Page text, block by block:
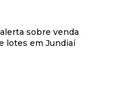
sobre venda
lotes em Jundiaí